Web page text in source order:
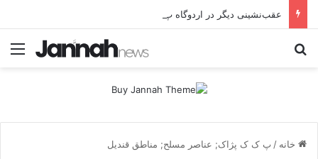
خانه / پ ک ک پژاک; عناصر مسلح; مناطق قندیل